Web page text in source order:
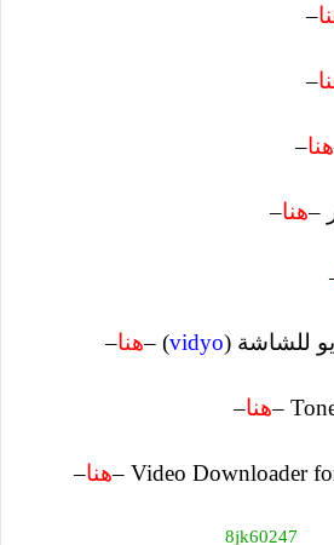
–
–
هنا–
–هنا–
للشاشة (vidyo
) –هنا–
هنا–
Video Downloader for هنا–